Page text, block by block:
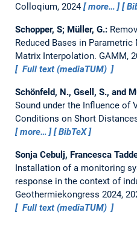
Colloqium, 2024
more…
Schopper, S; Müller, G.:
Reduced Bases in
Matrix Interpolation. GAMM,
Full text (mediaTUM)
Schönfeld, N., Gsell, S., and
Sound under the Influence of
Conditions on Short
more…
BibTeX
Sonja Cebulj, Francesca
Installation of a monitoring
response in the context of
Geothermiekongress 2024,
Full text (mediaTUM)